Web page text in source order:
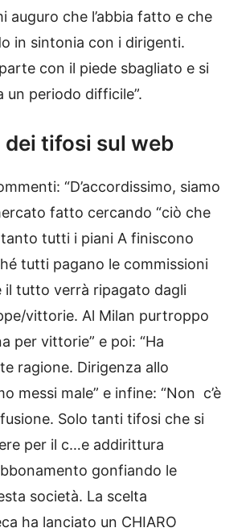
auguro che l’abbia fatto e che
in sintonia con i dirigenti.
con il piede sbagliato e si
un periodo difficile”.
dei tifosi sul web
“D’accordissimo, siamo
fatto cercando “ciò che
tutti i piani A finiscono
tutti pagano le commissioni
il tutto verrà ripagato dagli
vittorie. Al Milan purtroppo
per vittorie” e poi: “Ha
ragione. Dirigenza allo
messi male” e infine: “Non c’è
Solo tanti tifosi che si
per il c…e addirittura
gonfiando le
società. La scelta
ha lanciato un CHIARO